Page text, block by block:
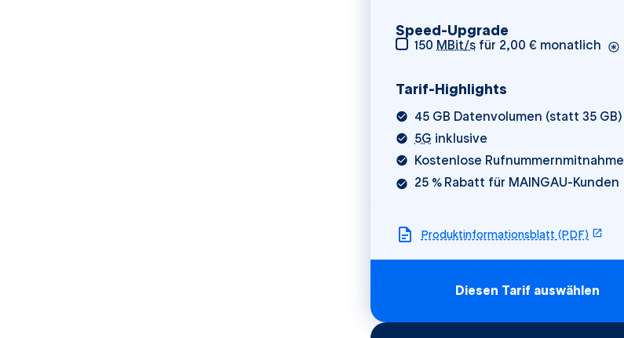
Speed-Upgrade
150 MBit/s für 2,00 € monatlich
Tarif-Highlights
45 GB Datenvolumen (statt 35 GB)
5G inklusive
Kostenlose Rufnummernmitnahme
25 % Rabatt für MAINGAU-Kunden
Produktinformationsblatt (PDF)
Diesen Tarif auswählen